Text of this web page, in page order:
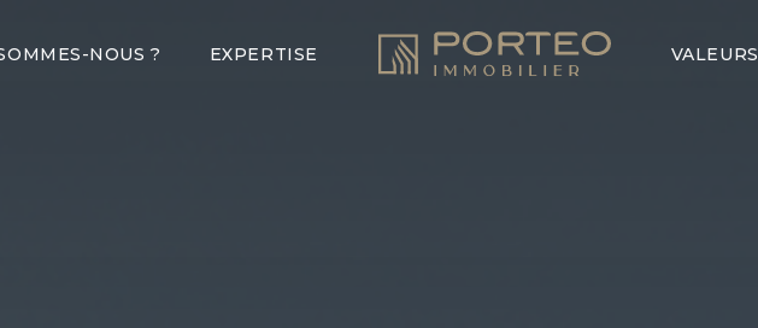
NOUS ? EXPERTISE VALEURS